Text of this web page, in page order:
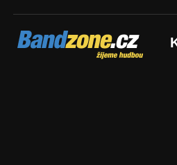
Bandzone.cz
žijeme hudbou